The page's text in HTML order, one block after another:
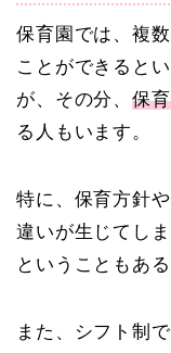
保育園では、複
ことができると
が、その分、保
る人もいます。
特に、保育方針
違いが生じてし
ということもある
また、シフト制